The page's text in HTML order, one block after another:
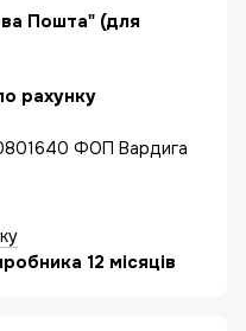
Пошта" (для
рахунку
ФОП Вардига
12 місяців